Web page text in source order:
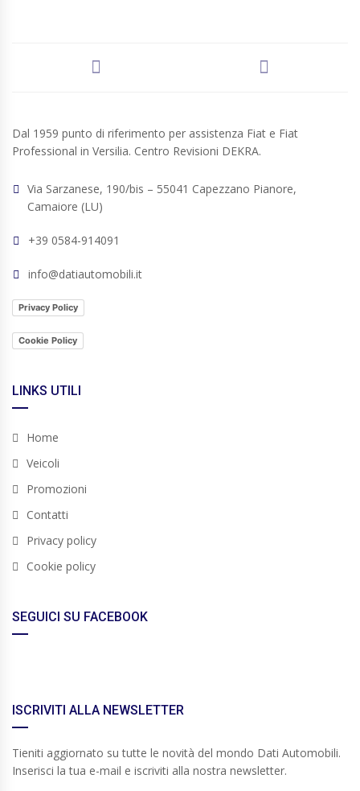
Dal 1959 punto di riferimento per assistenza Fiat e Fiat
Professional in Versilia. Centro Revisioni DEKRA.
Via Sarzanese, 190/bis – 55041 Capezzano Pianore,
Camaiore (LU)
+39 0584-914091
info@datiautomobili.it
Privacy Policy
Cookie Policy
LINKS UTILI
Home
Veicoli
Promozioni
Contatti
Privacy policy
Cookie policy
SEGUICI SU FACEBOOK
ISCRIVITI ALLA NEWSLETTER
Tieniti aggiornato su tutte le novità del mondo Dati Automobili.
Inserisci la tua e-mail e iscriviti alla nostra newsletter.